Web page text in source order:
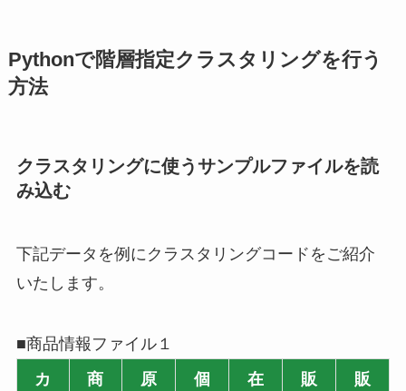
Pythonで階層指定クラスタリングを行う
方法
クラスタリングに使うサンプルファイルを読
み込む
下記データを例にクラスタリングコードをご紹介
いたします。
■商品情報ファイル１
カ
商
原
個
在
販
販